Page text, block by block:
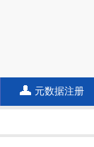
元数据注册